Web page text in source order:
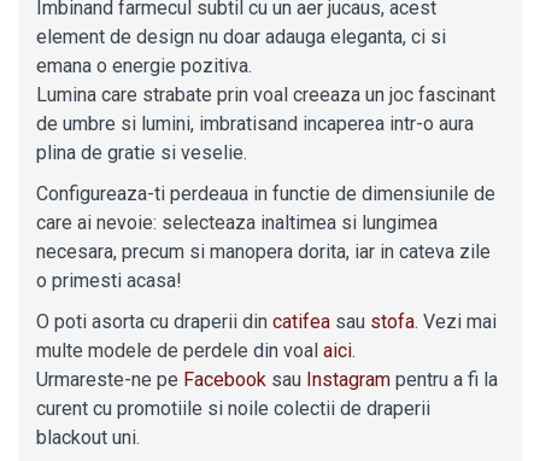
Imbinand farmecul subtil cu un aer jucaus, acest
element de design nu doar adauga eleganta, ci si
emana o energie pozitiva.
Lumina care strabate prin voal creeaza un joc fascinant
de umbre si lumini, imbratisand incaperea intr-o aura
plina de gratie si veselie.
Configureaza-ti perdeaua in functie de dimensiunile de
care ai nevoie: selecteaza inaltimea si lungimea
necesara, precum si manopera dorita, iar in cateva zile
o primesti acasa!
O poti asorta cu draperii din catifea sau stofa. Vezi mai
multe modele de perdele din voal aici.
Urmareste-ne pe Facebook sau Instagram pentru a fi la
curent cu promotiile si noile colectii de draperii
blackout uni.